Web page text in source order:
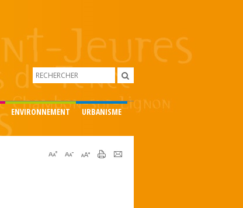
ENVIRONNEMENT URBANISME